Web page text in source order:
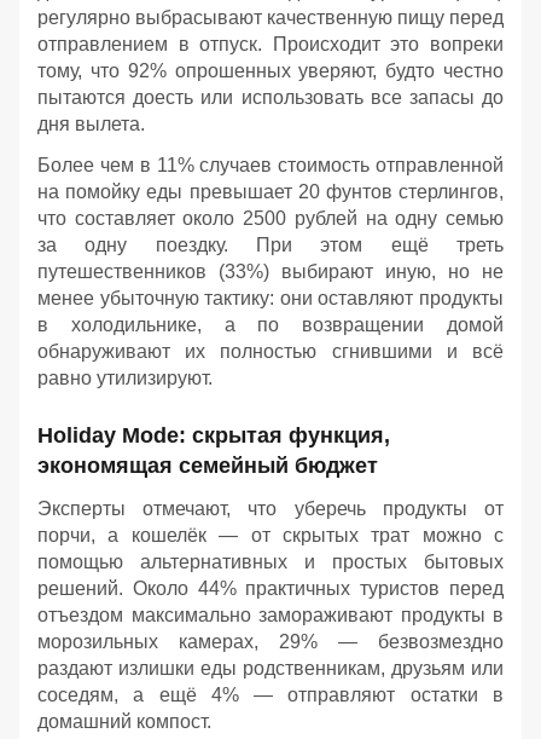
регулярно выбрасывают качественную пищу перед
отправлением в отпуск. Происходит это вопреки
тому, что 92% опрошенных уверяют, будто честно
пытаются доесть или использовать все запасы до
дня вылета.
Более чем в 11% случаев стоимость отправленной
на помойку еды превышает 20 фунтов стерлингов,
что составляет около 2500 рублей на одну семью
за одну поездку. При этом ещё треть
путешественников (33%) выбирают иную, но не
менее убыточную тактику: они оставляют продукты
в холодильнике, а по возвращении домой
обнаруживают их полностью сгнившими и всё
равно утилизируют.
Holiday Mode: скрытая функция,
экономящая семейный бюджет
Эксперты отмечают, что уберечь продукты от
порчи, а кошелёк — от скрытых трат можно с
помощью альтернативных и простых бытовых
решений. Около 44% практичных туристов перед
отъездом максимально замораживают продукты в
морозильных камерах, 29% — безвозмездно
раздают излишки еды родственникам, друзьям или
соседям, а ещё 4% — отправляют остатки в
домашний компост.